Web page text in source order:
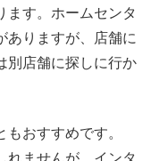
ます。ホームセンタ
ありますが、店舗に
別店舗に探しに行か
おすすめです。
れませんが、インタ